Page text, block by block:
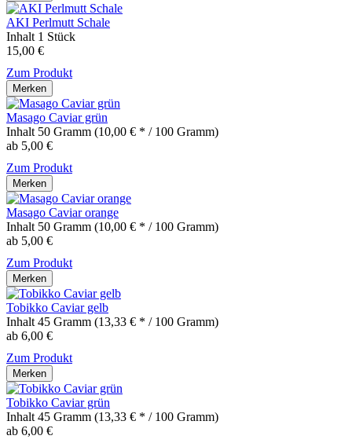
AKI Perlmutt Schale
Inhalt 1 Stück
15,00 €
Zum Produkt
Merken
Masago Caviar grün
Inhalt 50 Gramm (10,00 € * / 100 Gramm)
ab 5,00 €
Zum Produkt
Merken
Masago Caviar orange
Inhalt 50 Gramm (10,00 € * / 100 Gramm)
ab 5,00 €
Zum Produkt
Merken
Tobikko Caviar gelb
Inhalt 45 Gramm (13,33 € * / 100 Gramm)
ab 6,00 €
Zum Produkt
Merken
Tobikko Caviar grün
Inhalt 45 Gramm (13,33 € * / 100 Gramm)
ab 6,00 €